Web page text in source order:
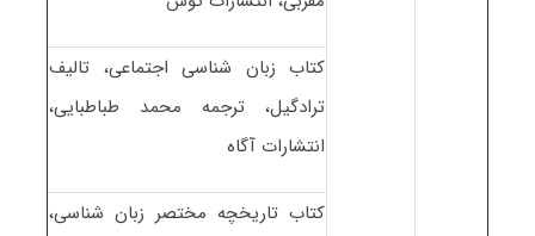
کتاب زبان شناسی اجتماعی، تالیف
ترادگیل، ترجمه محمد طباطبایی،
انتشارات آگاه
کتاب تاریخچه مختصر زبان شناسی،